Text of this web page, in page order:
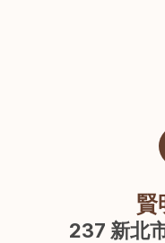
賢
237 新北